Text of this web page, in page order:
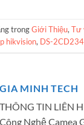
trongGiới Thiệu,Tư
hikvision, DS-
GIA MINH TECH
THÔNG TIN LIÊN
Công Nghệ Camea